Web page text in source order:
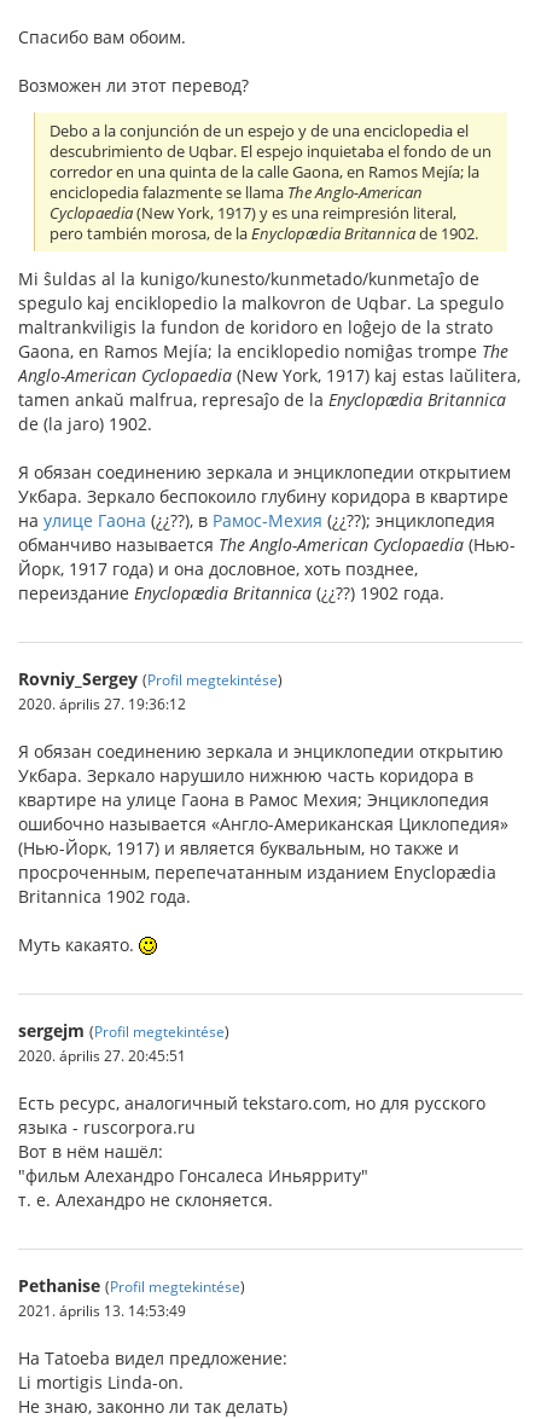
Спасибо вам обоим.
Возможен ли этот перевод?
Debo a la conjunción de un espejo y de una enciclopedia el
descubrimiento de Uqbar. El espejo inquietaba el fondo de un
corredor en una quinta de la calle Gaona, en Ramos Mejía; la
enciclopedia falazmente se llama The Anglo-American
Cyclopaedia(New York, 1917) y es una reimpresión literal,
pero también morosa, de laEnyclopædia Britannicade 1902.
Mi ŝuldas al la kunigo/kunesto/kunmetado/kunmetaĵo de
spegulo kaj enciklopedio la malkovron de Uqbar. La spegulo
maltrankviligis la fundon de koridoro en loĝejo de la strato
Gaona, en Ramos Mejía; la enciklopedio nomiĝas trompe The
Anglo-American Cyclopaedia (New York, 1917) kaj estas laŭlitera,
tamen ankaŭ malfrua, represaĵo de la Enyclopædia Britannica
de (la jaro) 1902.
Я обязан соединению зеркала и энциклопедии открытием
Укбара. Зеркало беспокоило глубину коридора в квартире
на улице Гаона (¿¿??), в Рамос-Мехия (¿¿??); энциклопедия
обманчиво называется The Anglo-American Cyclopaedia (Нью-
Йорк, 1917 года) и она дословное, хоть позднее,
переиздание Enyclopædia Britannica (¿¿??) 1902 года.
Rovniy_Sergey (Profil megtekintése)
2020. április 27. 19:36:12
Я обязан соединению зеркала и энциклопедии открытию
Укбара. Зеркало нарушило нижнюю часть коридора в
квартире на улице Гаона в Рамос Мехия; Энциклопедия
ошибочно называется «Англо-Американская Циклопедия»
(Нью-Йорк, 1917) и является буквальным, но также и
просроченным, перепечатанным изданием Enyclopædia
Britannica 1902 года.
Муть какаято.
sergejm (Profil megtekintése)
2020. április 27. 20:45:51
Есть ресурс, аналогичный tekstaro.com, но для русского
языка - ruscorpora.ru
Вот в нём нашёл:
"фильм Алехандро Гонсалеса Иньярриту"
т. е. Алехандро не склоняется.
Pethanise (Profil megtekintése)
2021. április 13. 14:53:49
На Tatoeba видел предложение:
Li mortigis Linda-on.
Не знаю, законно ли так делать)